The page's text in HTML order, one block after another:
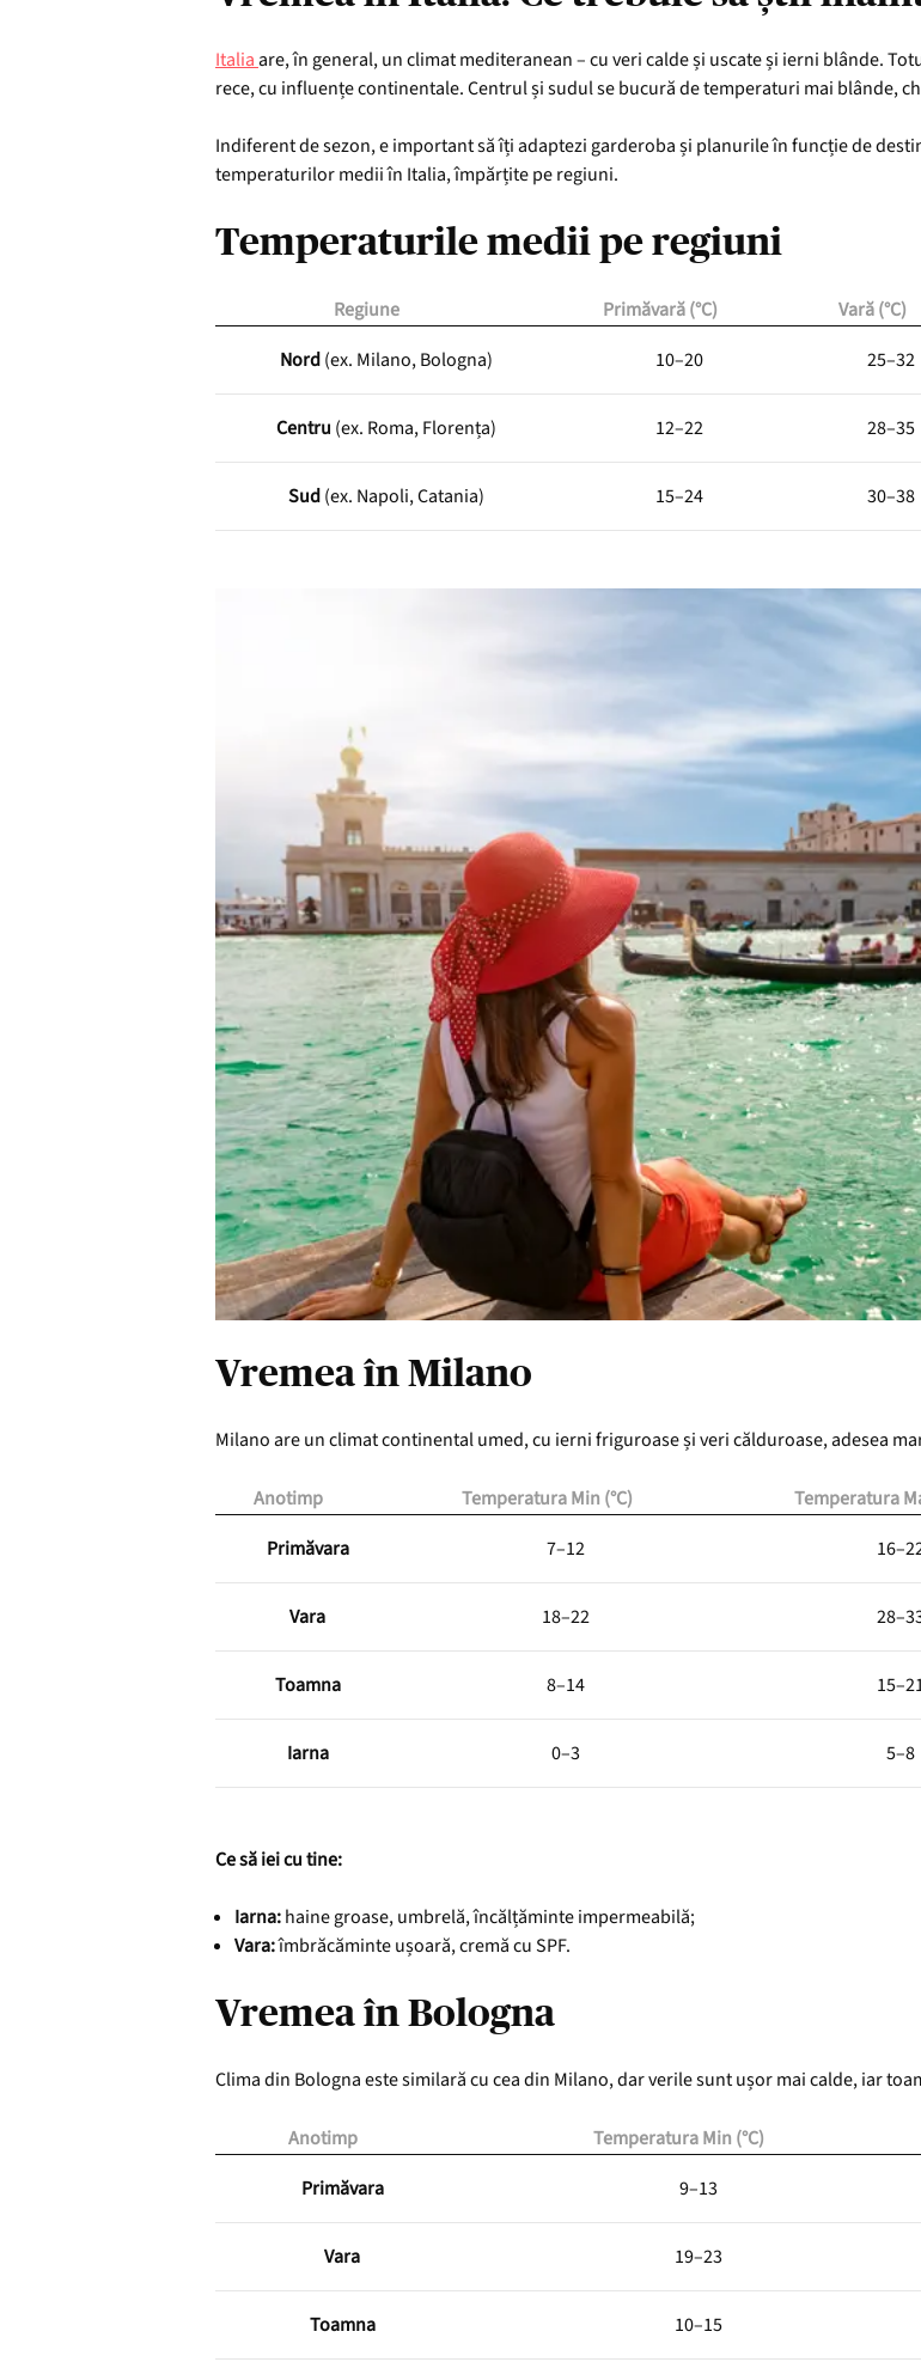
Italiaare, în general, un climat mediteranean – cu veri calde și uscate și ierni blânde.
rece, cu influențe continentale. Centrul și sudul se bucură de temperaturi mai blânde,
Indiferent de sezon, e important să îți adaptezi garderoba și planurile în funcție de
temperaturilor medii în Italia, împărțite pe regiuni.
Temperaturile medii pe regiuni
Regiune Primăvară (°C) Vară (°C)
Nord(ex. Milano, Bologna) 10–20 25–32
Centru (ex. Roma, Florența) 12–22 28–35
Sud(ex. Napoli, Catania) 15–24 30–38
Vremea în Milano
Milano are un climat continental umed, cu ierni friguroase și veri călduroase, adesea
Anotimp Temperatura Min (°C) Temperatura
Primăvara
7–12
Vara 18–22
Toamna 8–14
Iarna 0–3 5–8
Ce să iei cu tine:
Iarna:haine groase, umbrelă, încălțăminte impermeabilă;
Vara:îmbrăcăminte ușoară, cremă cu SPF.
Vremea în Bologna
Clima din Bologna este similară cu cea din Milano, dar verile sunt ușor mai calde, iar
Anotimp Temperatura Min (°C)
Primăvara
9–13
Vara 19–23
Toamna 10–15